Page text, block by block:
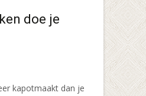
doe je
kapotmaakt dan je